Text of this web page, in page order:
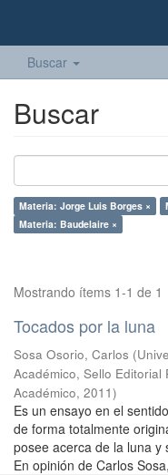
Buscar
Buscar
Materia: Jorge Luis Borges ×
Materia: Baudelaire ×
Mostrando ítems 1-1 de 1
Tocados por la luna
Sosa Osorio, Carlos (
Académico, Sello
Académico, 2011)
Es un ensayo en el
de forma totalmente
posee acerca de la luna y
En opinión de Carlos